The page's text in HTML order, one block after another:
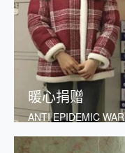
暖心捐赠
ANTI EPIDEMIC WAR